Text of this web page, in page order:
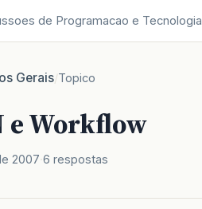
de Programacao e Tecnologia
Gerais/Topico
e Workflow
2007 6 respostas